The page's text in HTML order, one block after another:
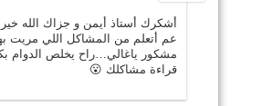
أشكرك أستاذ أيمن و جزاك الله خير
عم أتعلم من المشاكل اللي مريت
مشكور ياغالي…راح يخلص الدوام
قراءة مشاكلك 😮